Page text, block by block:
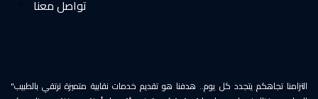
"التزامنا تجاهكم يتجدد كل يوم.. هدفنا هو تقديم خدمات نقابية متميزة ترتقي بالطبيب